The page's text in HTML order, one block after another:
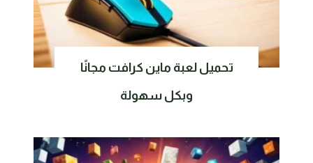
تحميل لعبة ماين كرافت مجانًا
وبكل سهولة